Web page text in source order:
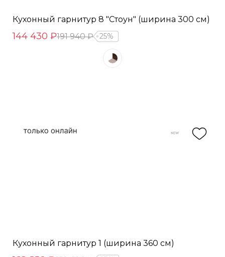
Кухонный гарнитур 8 "Стоун" (ширина 300 см)
144 430 ₽191 940 ₽ 25%
Кухонный гарнитур 1 (ширина 360 см)